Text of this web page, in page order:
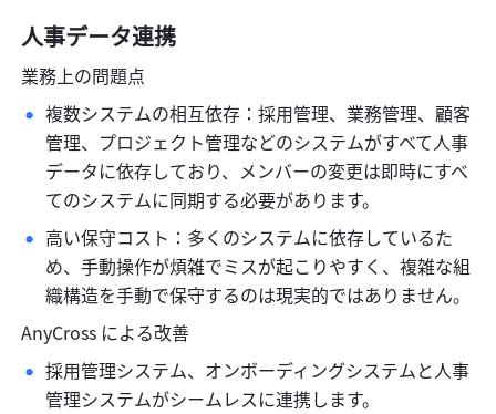
人事データ連携
業務上の問題点
複数システムの相互依存：採用管理、業務管理、顧客
管理、プロジェクト管理などのシステムがすべて人事
データに依存しており、メンバーの変更は即時にすべ
てのシステムに同期する必要があります。
高い保守コスト：多くのシステムに依存しているた
め、手動操作が煩雑でミスが起こりやすく、複雑な組
織構造を手動で保守するのは現実的ではありません。
AnyCross による改善
採用管理システム、オンボーディングシステムと人事
管理システムがシームレスに連携します。